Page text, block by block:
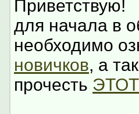
Приветствую!
для начала в
необходимо
новичков, а
прочесть ЭТОТ